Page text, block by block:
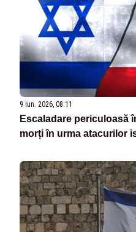
9 iun. 2026, 08:11
Escaladare periculoasă
morți în urma atacurilor